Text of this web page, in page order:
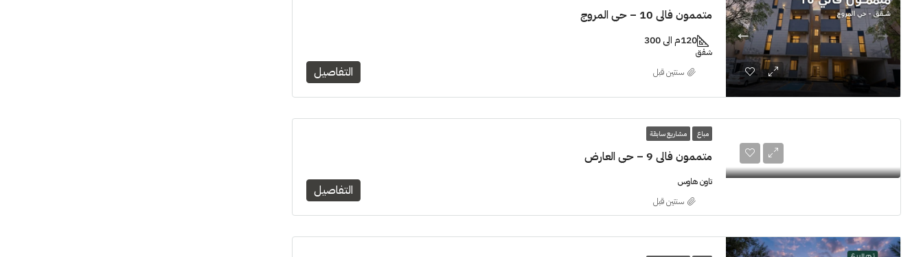
متممون فالي 10 – حي المروج
120م الى 300
شقق
التفاصيل ‏سنتين قبل
مباع مشاريع سابقة
متممون فالي 9 – حي العارض
تاون هاوس
التفاصيل
‏سنتين قبل